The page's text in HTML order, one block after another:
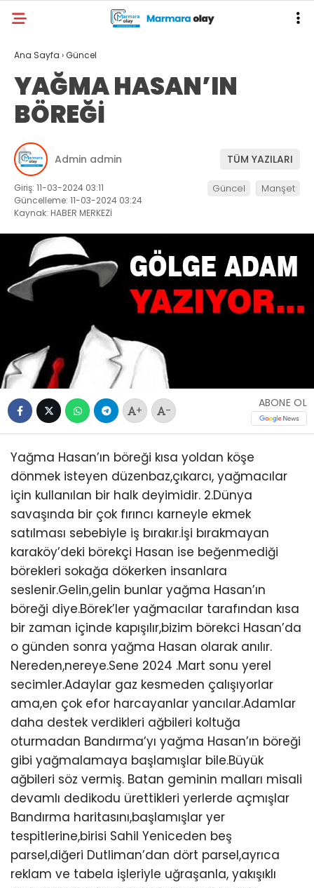
Ana Sayfa ›Güncel
YAĞMA HASAN’IN
BÖREĞİ
Admin admin TÜM YAZILARI
Giriş: 11-03-2024 03:11
Güncelleme: 11-03-2024 03:24
Kaynak: HABER MERKEZİ
Güncel Manşet
+ -
ABONE OL
Yağma Hasan’ın böreği kısa yoldan köşe
dönmek isteyen düzenbaz,çıkarcı, yağmacılar
için kullanılan bir halk deyimidir. 2.Dünya
savaşında bir çok fırıncı karneyle ekmek
satılması sebebiyle iş bırakır.İşi bırakmayan
karaköy’deki börekçi Hasan ise beğenmediği
börekleri sokağa dökerken insanlara
seslenir.Gelin,gelin bunlar yağma Hasan’ın
böreği diye.Börek’ler yağmacılar tarafından kısa
bir zaman içinde kapışılır,bizim börekci Hasan’da
o günden sonra yağma Hasan olarak anılır.
Nereden,nereye.Sene 2024 .Mart sonu yerel
secimler.Adaylar gaz kesmeden çalışıyorlar
ama,en çok efor harcayanlar yancılar.Adamlar
daha destek verdikleri ağbileri koltuğa
oturmadan Bandırma’yı yağma Hasan’ın böreği
gibi yağmalamaya başlamışlar bile.Büyük
ağbileri söz vermiş. Batan geminin malları misali
devamlı dedikodu ürettikleri yerlerde açmışlar
Bandırma haritasını,başlamışlar yer
tespitlerine,birisi Sahil Yeniceden beş
parsel,diğeri Dutliman’dan dört parsel,ayrıca
reklam ve tabela işleriyle uğraşanla, yakışıklı